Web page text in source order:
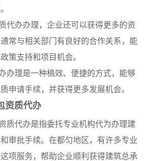
代办办理，企业还可以获得更多的资
常与相关部门有良好的合作关系，能
策支持和项目机会。
办理是一种槁效、便捷的方式，能够
申请手续，并获得更多发展机会。
资质代办
质代办是指委托专业机构代为办理建
审批手续。在都匀地区，有许多专业
项服务，帮助企业顺利获得建筑总承